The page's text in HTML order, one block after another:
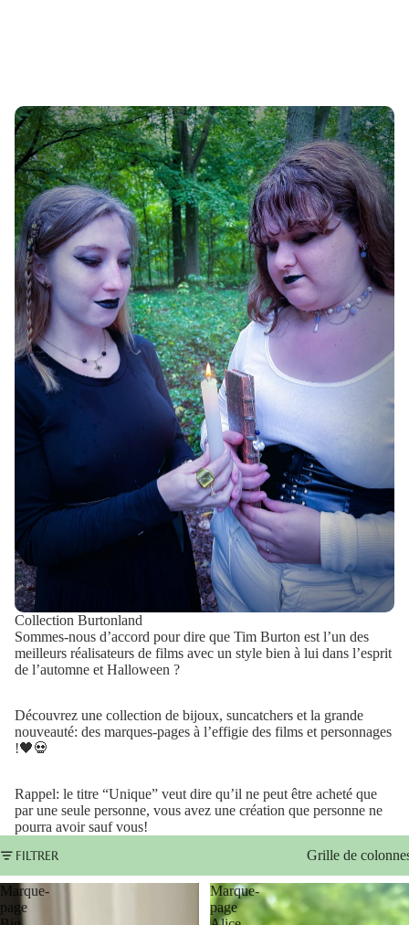
Collection Burtonland
Sommes-nous d’accord pour dire que Tim Burton est l’un des
meilleurs réalisateurs de films avec un style bien à lui dans l’esprit
de l’automne et Halloween ?
Découvrez une collection de bijoux, suncatchers et la grande
nouveauté: des marques-pages à l’effigie des films et personnages
!🖤💀
Rappel: le titre “Unique” veut dire qu’il ne peut être acheté que
par une seule personne, vous avez une création que personne ne
pourra avoir sauf vous!
FILTRER Grille de
Marque-
page
Marque-
page